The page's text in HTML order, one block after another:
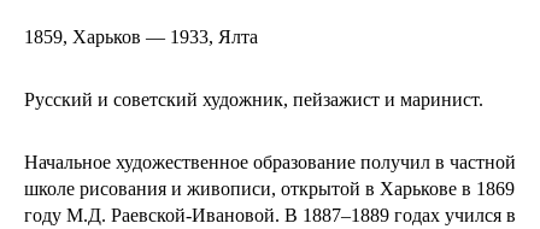
1859, Харьков — 1933, Ялта
Русский и советский художник, пейзажист и маринист.
Начальное художественное образование получил в частной
школе рисования и живописи, открытой в Харькове в 1869
году М.Д. Раевской-Ивановой. В 1887–1889 годах учился в